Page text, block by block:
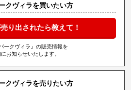
クヴィラを買いたい方
り出されたら教えて！
ークヴィラ』の販売情報を
お知らせいたします。
クヴィラを売りたい方